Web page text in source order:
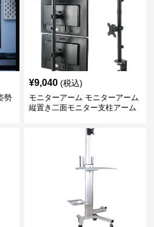
勢
¥9,040 (税込)
モニターアーム モニターアーム
縦置き二面モニター支柱アーム